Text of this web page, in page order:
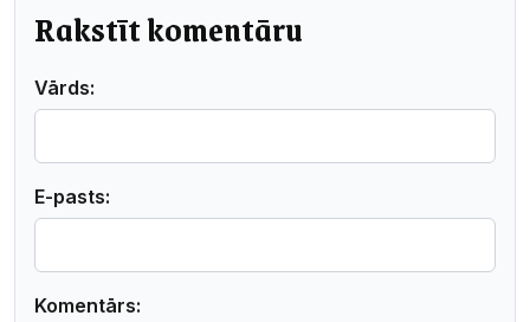
Rakstīt komentāru
Vārds:
E-pasts:
Komentārs: